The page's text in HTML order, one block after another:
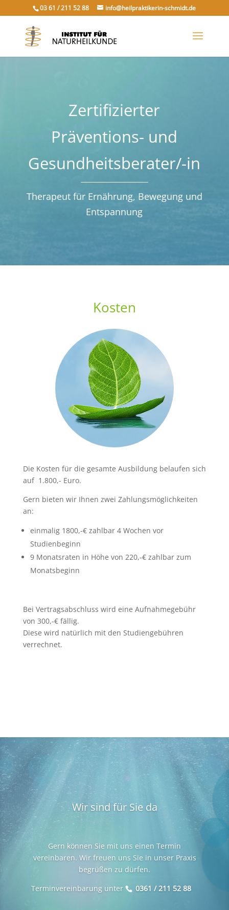
03 61 / 211 52 88 info@heilpraktikerin-schmidt.de
Zertifizierter
Präventions- und
Gesundheitsberater/-in
Therapeut für Ernährung, Bewegung und
Entspannung
Kosten
Die Kosten für die gesamte Ausbildung belaufen sich
auf 1.800,- Euro.
Gern bieten wir Ihnen zwei Zahlungsmöglichkeiten
an:
einmalig 1800,-€ zahlbar 4 Wochen vor
Studienbeginn
9 Monatsraten in Höhe von 220,-€ zahlbar zum
Monatsbeginn
Bei Vertragsabschluss wird eine Aufnahmegebühr
von 300,-€ fällig.
Diese wird natürlich mit den Studiengebühren
verrechnet.
Wir sind für Sie da
Gern können Sie mit uns einen Termin
vereinbaren. Wir freuen uns Sie in unser Praxis
begrüßen zu dürfen.
Terminvereinbarung unter
0361 / 211 52 88